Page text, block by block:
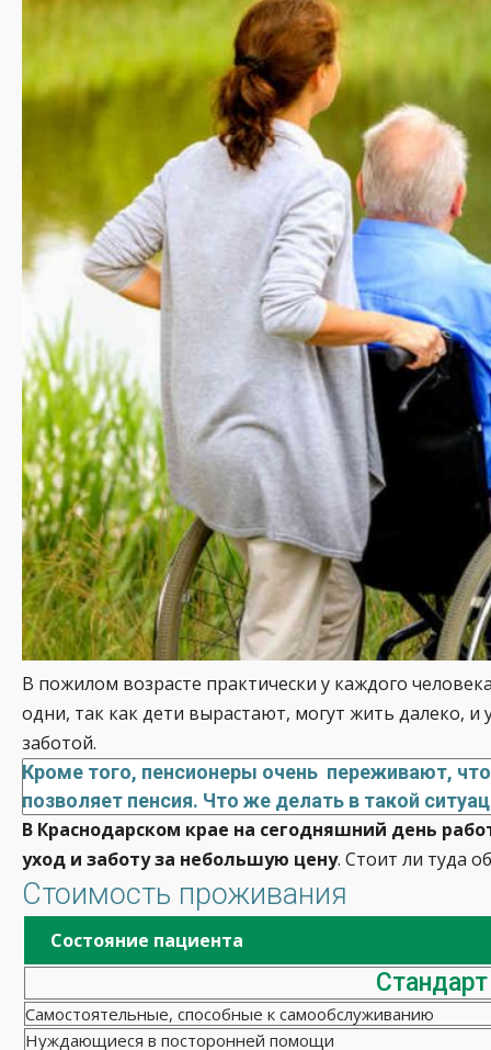
В пожилом возрасте практически у каждого
одни, так как дети вырастают, могут жить далеко,
заботой.
Кроме того, пенсионеры очень переживают,
позволяет пенсия. Что же делать в такой
В Краснодарском крае на сегодняшний день
уход и заботу за небольшую цену. Стоит ли туда
Стоимость проживания
Состояние пациента
Стандарт
Самостоятельные, способные к самообслуживанию
Нуждающиеся в посторонней помощи